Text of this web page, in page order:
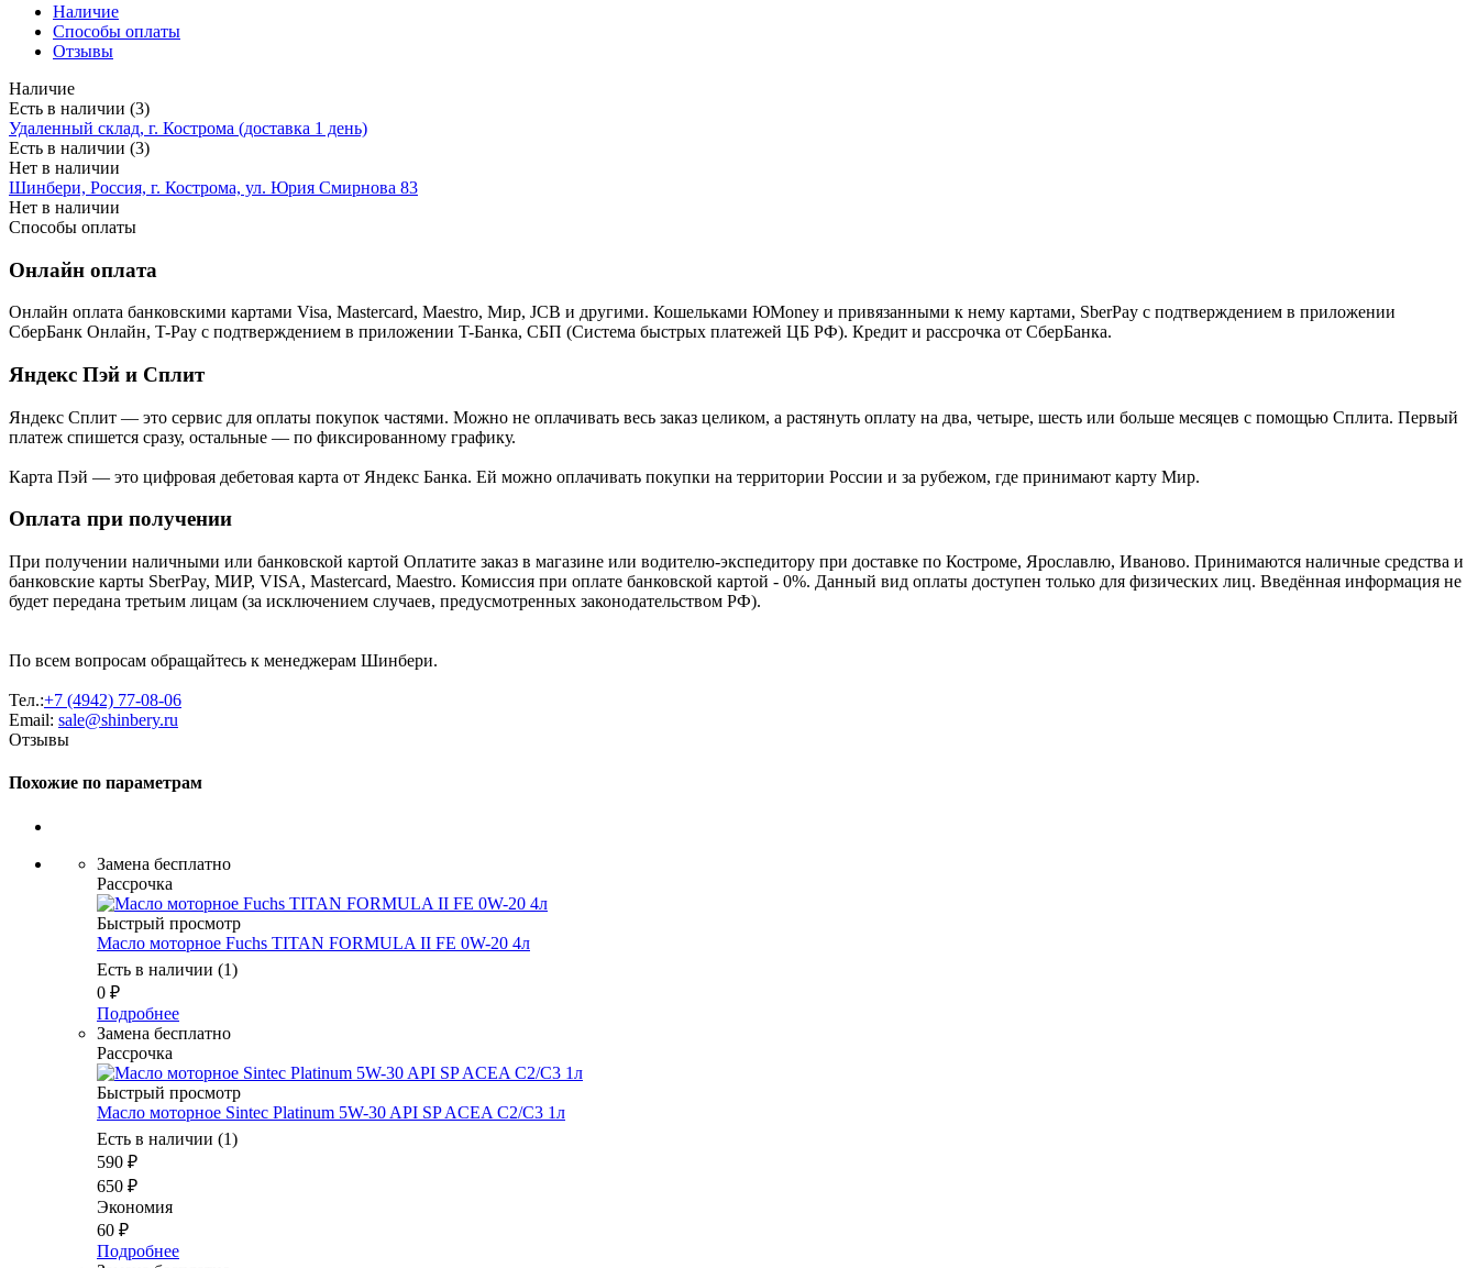
Наличие
Способы оплаты
Отзывы
Наличие
Есть в наличии (3)
Удаленный склад, г. Кострома (доставка 1 день)
Есть в наличии (3)
Нет в наличии
Шинбери, Россия, г. Кострома, ул. Юрия Смирнова 83
Нет в наличии
Способы оплаты
Онлайн оплата
Онлайн оплата банковскими картами Visa, Mastercard, Maestro, Мир, JCB и другими. Кошельками ЮMoney и привязанными к нему картами, SberPay с подтверждением в приложении
СберБанк Онлайн, T-Pay с подтверждением в приложении T-Банка, СБП (Система быстрых платежей ЦБ РФ). Кредит и рассрочка от СберБанка.
Яндекс Пэй и Сплит
Яндекс Cплит — это сервис для оплаты покупок частями. Можно не оплачивать весь заказ целиком, а растянуть оплату на два, четыре, шесть или больше месяцев с помощью Сплита. Первый
платеж спишется сразу, остальные — по фиксированному графику.
Карта Пэй — это цифровая дебетовая карта от Яндекс Банка. Ей можно оплачивать покупки на территории России и за рубежом, где принимают карту Мир.
Оплата при получении
При получении наличными или банковской картой Оплатите заказ в магазине или водителю-экспедитору при доставке по Костроме, Ярославлю, Иваново. Принимаются наличные средства и
банковские карты SberPay, МИР, VISA, Mastercard, Maestro. Комиссия при оплате банковской картой - 0%. Данный вид оплаты доступен только для физических лиц. Введённая информация не
будет передана третьим лицам (за исключением случаев, предусмотренных законодательством РФ).
По всем вопросам обращайтесь к менеджерам Шинбери.
Тел.:+7 (4942) 77-08-06
Email: sale@shinbery.ru
Отзывы
Похожие по параметрам
Замена бесплатно
Рассрочка
Быстрый просмотр
Масло моторное Fuchs TITAN FORMULA II FE 0W-20 4л
Есть в наличии (1)
0 ₽
Подробнее
Замена бесплатно
Рассрочка
Быстрый просмотр
Масло моторное Sintec Platinum 5W-30 API SP ACEA C2/C3 1л
Есть в наличии (1)
590 ₽
650 ₽
Экономия
60 ₽
Подробнее